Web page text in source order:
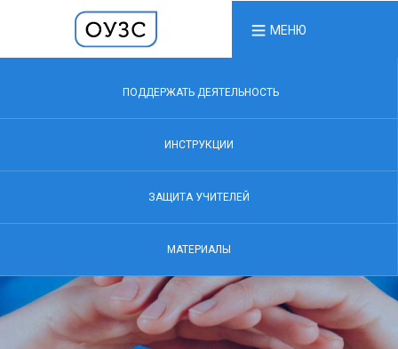
МЕНЮ
ПОДДЕРЖАТЬ ДЕЯТЕЛЬНОСТЬ
ИНСТРУКЦИИ
ЗАЩИТА УЧИТЕЛЕЙ
МАТЕРИАЛЫ